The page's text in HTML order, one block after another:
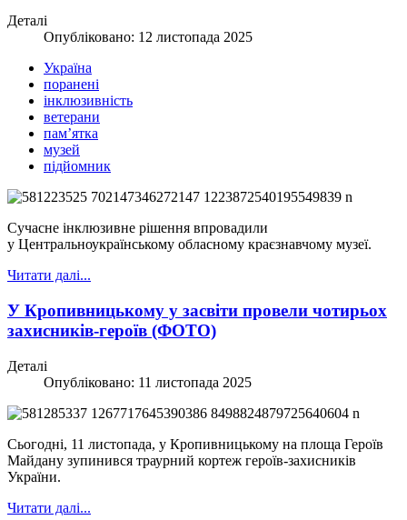
Деталі
Опубліковано: 12 листопада 2025
Україна
поранені
інклюзивність
ветерани
пам’ятка
музей
підйомник
Сучасне інклюзивне рішення впровадили
у Центральноукраїнському обласному краєзнавчому музеї.
Читати далі...
У Кропивницькому у засвіти провели чотирьох
захисників-героїв (ФОТО)
Деталі
Опубліковано: 11 листопада 2025
Сьогодні, 11 листопада, у Кропивницькому на площа Героїв
Майдану зупинився траурний кортеж героїв-захисників
України.
Читати далі...